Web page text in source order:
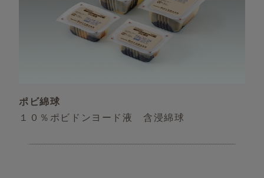
ポビ綿球
１０％ポビドンヨード液 含浸綿球